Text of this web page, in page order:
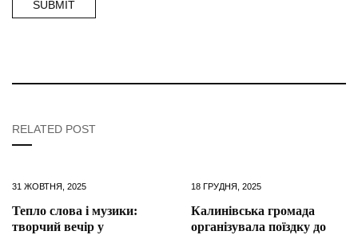
RELATED POST
31 ЖОВТНЯ, 2025
Тепло слова і музики:
творчий вечір у
18 ГРУДНЯ, 2025
Калинівська громада
організувала поїздку до